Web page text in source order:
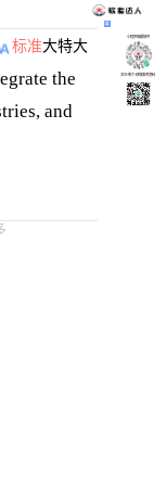
标准大特大
the
and
小程序刷题软件
关注“柴丁”获取备考资料